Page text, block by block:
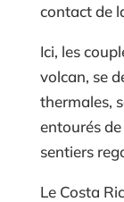
contact de
Ici, les
volcan, se
thermales,
entourés
sentiers
Le Costa